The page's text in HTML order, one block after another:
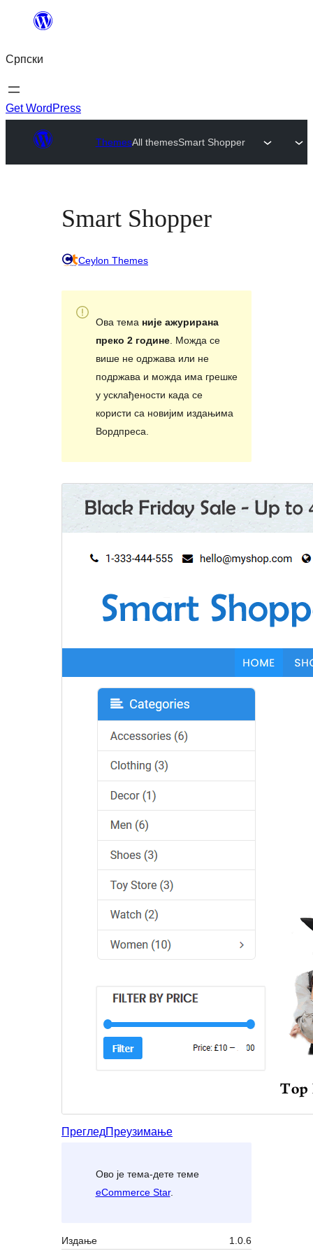
Скочи
садржај
Српски
Get WordPress
ThemesAll themesSmart Shopper
Smart Shopper
Ceylon Themes
Ова тема није ажурирана
преко 2 године. Можда се
више не одржава или не
подржава и можда има грешке
у усклађености када се
користи са новијим издањима
Вордпреса.
ПрегледПреузимање
Ово је тема-дете теме
eCommerce Star.
Издање
1.0.6